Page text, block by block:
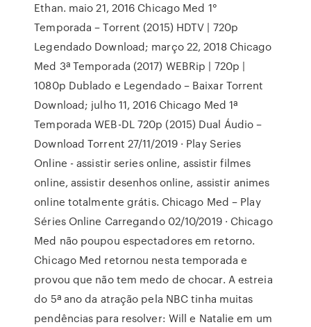
Ethan. maio 21, 2016 Chicago Med 1°
Temporada – Torrent (2015) HDTV | 720p
Legendado Download; março 22, 2018 Chicago
Med 3ª Temporada (2017) WEBRip | 720p |
1080p Dublado e Legendado – Baixar Torrent
Download; julho 11, 2016 Chicago Med 1ª
Temporada WEB-DL 720p (2015) Dual Áudio –
Download Torrent 27/11/2019 · Play Series
Online - assistir series online, assistir filmes
online, assistir desenhos online, assistir animes
online totalmente grátis. Chicago Med – Play
Séries Online Carregando 02/10/2019 · Chicago
Med não poupou espectadores em retorno.
Chicago Med retornou nesta temporada e
provou que não tem medo de chocar. A estreia
do 5ª ano da atração pela NBC tinha muitas
pendências para resolver: Will e Natalie em um